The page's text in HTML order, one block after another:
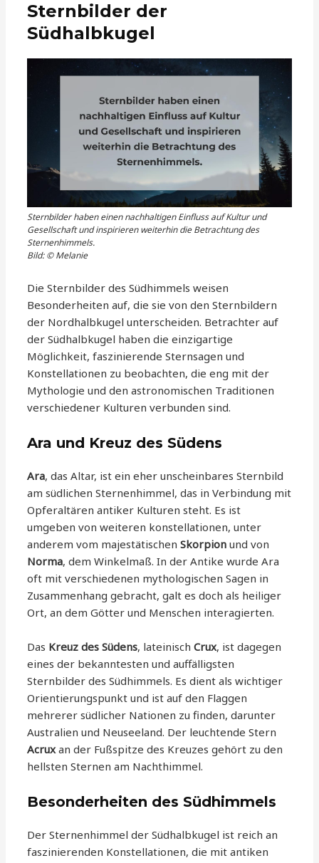
Sternbilder der
Südhalbkugel
Sternbilder haben einen nachhaltigen Einfluss auf Kultur und
Gesellschaft und inspirieren weiterhin die Betrachtung des
Sternenhimmels.
Bild: © Melanie
Die Sternbilder des Südhimmels weisen
Besonderheiten auf, die sie von den Sternbildern
der Nordhalbkugel unterscheiden. Betrachter auf
der Südhalbkugel haben die einzigartige
Möglichkeit, faszinierende Sternsagen und
Konstellationen zu beobachten, die eng mit der
Mythologie und den astronomischen Traditionen
verschiedener Kulturen verbunden sind.
Ara und Kreuz des Südens
Ara, das Altar, ist ein eher unscheinbares Sternbild
am südlichen Sternenhimmel, das in Verbindung mit
Opferaltären antiker Kulturen steht. Es ist
umgeben von weiteren konstellationen, unter
anderem vom majestätischenSkorpion und von
Norma, dem Winkelmaß. In der Antike wurde Ara
oft mit verschiedenen mythologischen Sagen in
Zusammenhang gebracht, galt es doch als heiliger
Ort, an dem Götter und Menschen interagierten.
Das Kreuz des Südens, lateinischCrux, ist dagegen
eines der bekanntesten und auffälligsten
Sternbilder des Südhimmels. Es dient als wichtiger
Orientierungspunkt und ist auf den Flaggen
mehrerer südlicher Nationen zu finden, darunter
Australien und Neuseeland. Der leuchtende Stern
Acruxan der Fußspitze des Kreuzes gehört zu den
hellsten Sternen am Nachthimmel.
Besonderheiten des Südhimmels
Der Sternenhimmel der Südhalbkugel ist reich an
faszinierenden Konstellationen, die mit antiken